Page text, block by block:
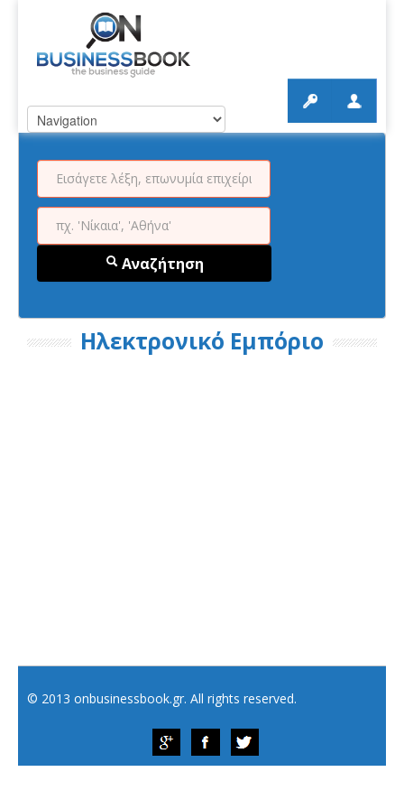
Αναζήτηση
Ηλεκτρονικό Εμπόριο
© 2013 onbusinessbook.gr. All rights reserved.